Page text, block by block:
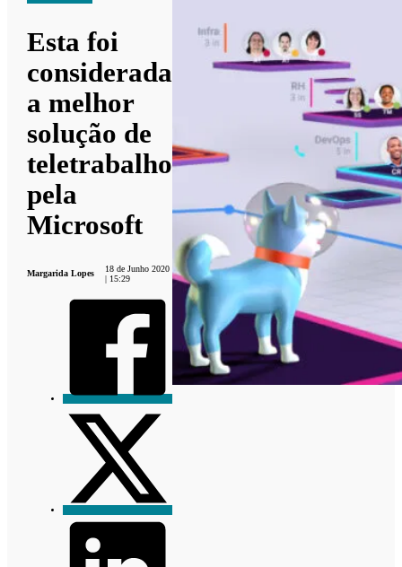
Esta foi
considerada
a melhor
solução de
teletrabalho
pela
Microsoft
Margarida Lopes
18 de Junho 2020
| 15:29